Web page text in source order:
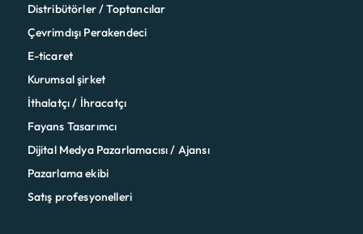
Distribütörler / Toptancılar
Çevrimdışı Perakendeci
E-ticaret
Kurumsal şirket
İthalatçı / İhracatçı
Fayans Tasarımcı
Dijital Medya Pazarlamacısı / Ajansı
Pazarlama ekibi
Satış profesyonelleri